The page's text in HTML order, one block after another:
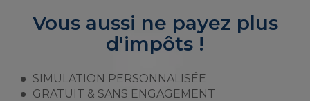
Vous aussi ne payez plus
d'impôts !
SIMULATION PERSONNALISÉE
GRATUIT & SANS ENGAGEMENT